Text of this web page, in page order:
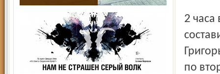
2 часа в сутки, потому что после ужина мне нужно
по